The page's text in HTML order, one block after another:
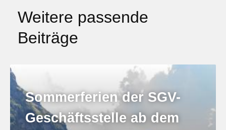
Weitere passende
Beiträge
Sommerferien der SGV-
Geschäftsstelle ab dem